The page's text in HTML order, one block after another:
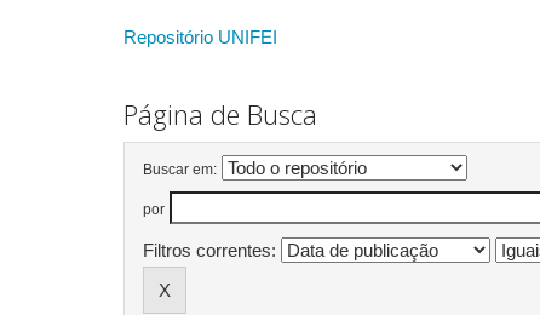
Repositório UNIFEI
Página de Busca
Buscar em:
por
Filtros correntes: